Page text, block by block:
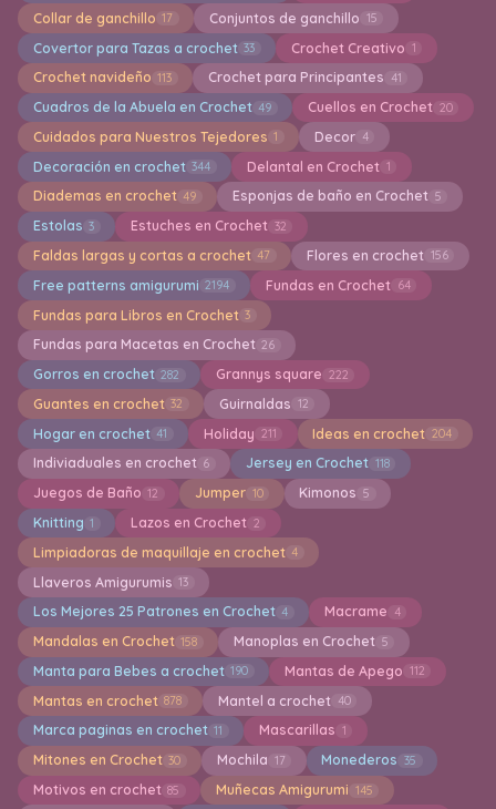
Collar de ganchillo 17 Conjuntos de ganchillo 15
Covertor para Tazas a crochet 33 Crochet Creativo 1
Crochet navideño 113 Crochet para Principantes 41
Cuadros de la Abuela en Crochet 49 Cuellos en Crochet 20
Cuidados para Nuestros Tejedores 1 Decor 4
Decoración en crochet 344 Delantal en Crochet 1
Diademas en crochet 49 Esponjas de baño en Crochet 5
Estolas 3 Estuches en Crochet 32
Faldas largas y cortas a crochet 47 Flores en crochet 156
Free patterns amigurumi 2194 Fundas en Crochet 64
Fundas para Libros en Crochet 3
Fundas para Macetas en Crochet 26
Gorros en crochet 282 Grannys square 222
Guantes en crochet 32 Guirnaldas 12
Hogar en crochet 41 Holiday 211 Ideas en crochet 204
Indiviaduales en crochet 6 Jersey en Crochet 118
Juegos de Baño 12 Jumper 10 Kimonos 5
Knitting 1 Lazos en Crochet 2
Limpiadoras de maquillaje en crochet 4
Llaveros Amigurumis 13
Los Mejores 25 Patrones en Crochet 4 Macrame 4
Mandalas en Crochet 158 Manoplas en Crochet 5
Manta para Bebes a crochet 190 Mantas de Apego 112
Mantas en crochet 878 Mantel a crochet 40
Marca paginas en crochet 11 Mascarillas 1
Mitones en Crochet 30 Mochila 17 Monederos 35
Motivos en crochet 85 Muñecas Amigurumi 145